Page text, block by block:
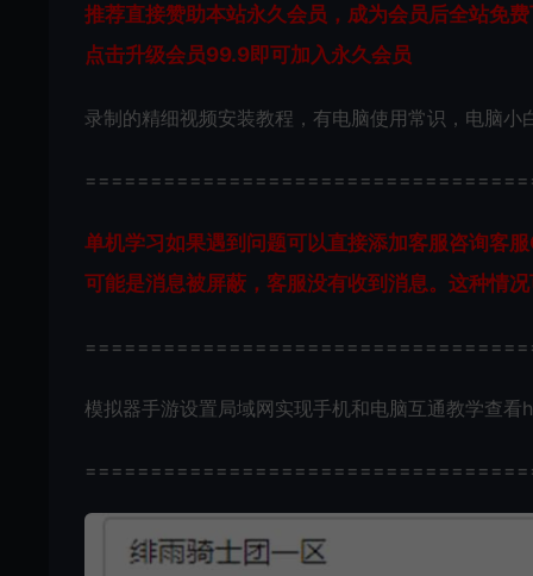
推荐直接赞助本站永久会员，成为会员后全站免
点击升级会员99.9即可加入永久会员
录制的精细视频安装教程，有电脑使用常识，电脑小
单机学习如果遇到问题可以直接添加客服咨询客
可能是消息被屏蔽，客服没有收到消息。这种情
模拟器手游设置局域网实现手机和电脑互通教学